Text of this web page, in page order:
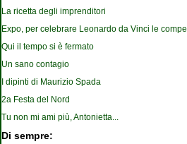
La ricetta degli imprenditori
Expo, per celebrare Leonardo da Vinci le
Qui il tempo si è fermato
Un sano contagio
I dipinti di Maurizio Spada
2a Festa del Nord
Tu non mi ami più, Antonietta...
Di sempre: